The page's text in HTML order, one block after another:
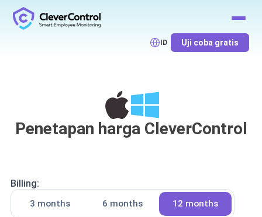
ID Uji coba gratis
Penetapan harga CleverControl
Billing:
3 months 6 months 12 months